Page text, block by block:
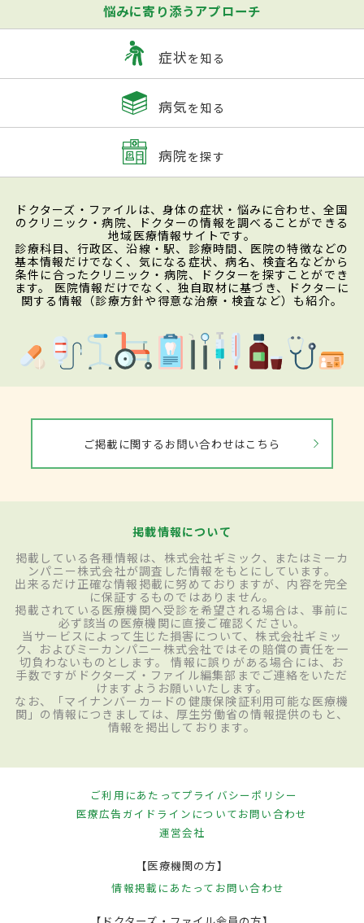
悩みに寄り添うアプローチ
症状を知る
病気を知る
病院を探す
ドクターズ・ファイルは、身体の症状・悩みに合わせ、全国
のクリニック・病院、ドクターの情報を調べることができる
地域医療情報サイトです。
診療科目、行政区、沿線・駅、診療時間、医院の特徴などの
基本情報だけでなく、気になる症状、病名、検査名などから
条件に合ったクリニック・病院、ドクターを探すことができ
ます。 医院情報だけでなく、独自取材に基づき、ドクターに
関する情報（診療方針や得意な治療・検査など）も紹介。
ご掲載に関するお問い合わせはこちら
掲載情報について
掲載している各種情報は、株式会社ギミック、またはミーカ
ンパニー株式会社が調査した情報をもとにしています。
出来るだけ正確な情報掲載に努めておりますが、内容を完全
に保証するものではありません。
掲載されている医療機関へ受診を希望される場合は、事前に
必ず該当の医療機関に直接ご確認ください。
当サービスによって生じた損害について、株式会社ギミッ
ク、およびミーカンパニー株式会社ではその賠償の責任を一
切負わないものとします。 情報に誤りがある場合には、お
手数ですがドクターズ・ファイル編集部までご連絡をいただ
けますようお願いいたします。
なお、「マイナンバーカードの健康保険証利用可能な医療機
関」の情報につきましては、厚生労働省の情報提供のもと、
情報を掲出しております。
ご利用にあたってプライバシーポリシー
医療広告ガイドラインについてお問い合わせ
運営会社
【医療機関の方】
情報掲載にあたって お問い合わせ